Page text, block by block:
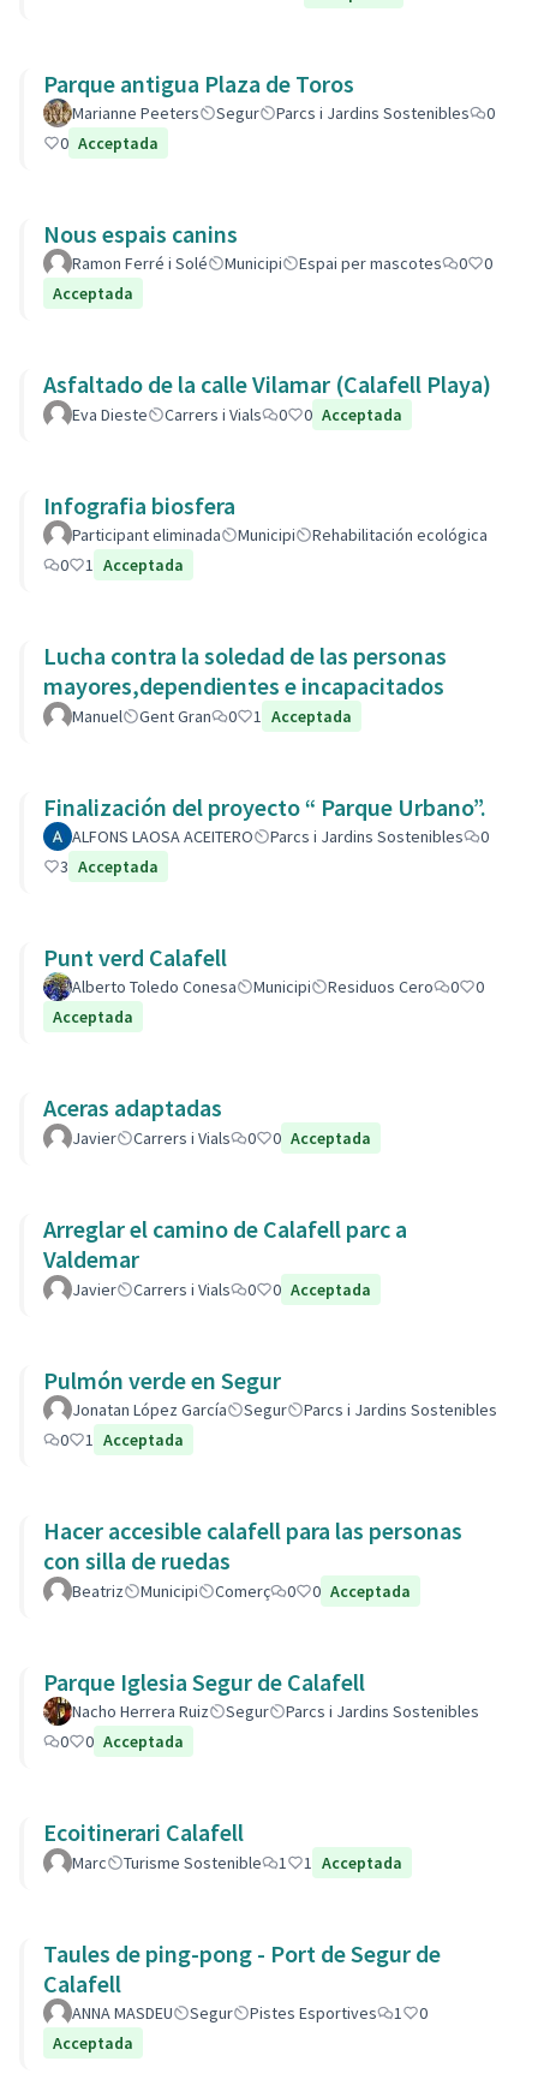
Parque antigua Plaza de Toros
Marianne Peeters Segur Parcs i Jardins Sostenibles
0
0 Acceptada
Nous espais canins
Ramon Ferré i Solé Municipi Espai per mascotes 0
0
Acceptada
Asfaltado de la calle Vilamar (Calafell Playa)
Eva Dieste Carrers i Vials 0 0 Acceptada
Infografia biosfera
Participant eliminada Municipi
Rehabilitación ecológica
0
1 Acceptada
Lucha contra la soledad de las personas
mayores,dependientes e incapacitados
Manuel Gent Gran 0 1 Acceptada
Finalización del proyecto “ Parque Urbano”.
ALFONS LAOSA ACEITERO Parcs i Jardins Sostenibles
0
3 Acceptada
Punt verd Calafell
Alberto Toledo Conesa Municipi Residuos Cero 0
0
Acceptada
Aceras adaptadas
Javier Carrers i Vials 0 0 Acceptada
Arreglar el camino de Calafell parc a
Valdemar
Javier Carrers i Vials 0 0 Acceptada
Pulmón verde en Segur
Jonatan López García Segur
Parcs i Jardins Sostenibles
0
1 Acceptada
Hacer accesible calafell para las personas
con silla de ruedas
Beatriz Municipi Comerç 0 0 Acceptada
Parque Iglesia Segur de Calafell
Nacho Herrera Ruiz Segur
Parcs i Jardins Sostenibles
0
0 Acceptada
Ecoitinerari Calafell
Marc Turisme Sostenible 1 1 Acceptada
Taules de ping-pong - Port de Segur de
Calafell
ANNA MASDEU Segur Pistes Esportives 1
0
Acceptada